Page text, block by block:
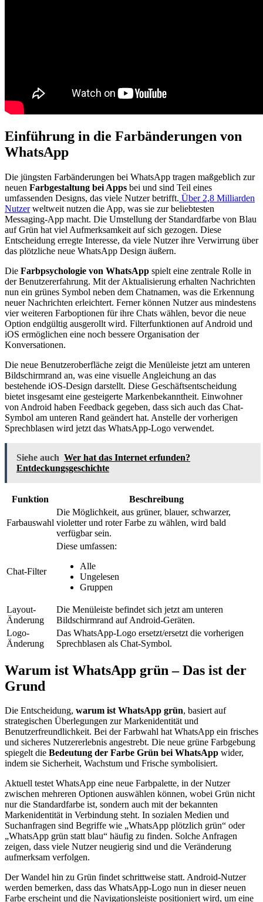
Einführung in die Farbänderungen von
WhatsApp
Die jüngsten Farbänderungen bei WhatsApp tragen maßgeblich zur
neuen Farbgestaltung bei Apps bei und sind Teil eines
umfassenden Designs, das viele Nutzer betrifft. Über 2,8 Milliarden
Nutzerweltweit nutzen die App, was sie zur beliebtesten
Messaging-App macht. Die Umstellung der Standardfarbe von Blau
auf Grün hat viel Aufmerksamkeit auf sich gezogen. Diese
Entscheidung erregte Interesse, da viele Nutzer ihre Verwirrung über
das plötzliche neue WhatsApp Design äußern.
Die Farbpsychologie von WhatsApp spielt eine zentrale Rolle in
der Benutzererfahrung. Mit der Aktualisierung erhalten Nachrichten
nun ein grünes Symbol neben dem Chatnamen, was die Erkennung
neuer Nachrichten erleichtert. Ferner können Nutzer aus mindestens
vier weiteren Farboptionen für ihre Chats wählen, bevor die neue
Option endgültig ausgerollt wird. Filterfunktionen auf Android und
iOS ermöglichen eine noch bessere Organisation der
Konversationen.
Die neue Benutzeroberfläche zeigt die Menüleiste jetzt am unteren
Bildschirmrand an, was eine visuelle Angleichung an das
bestehende iOS-Design darstellt. Diese Geschäftsentscheidung
bietet insgesamt eine gesteigerte Markenbekanntheit. Einwohner
von Android haben Feedback gegeben, dass sich auch das Chat-
Symbol am unteren Rand geändert hat. Anstelle der vorherigen
Sprechblasen wird jetzt das WhatsApp-Logo verwendet.
Siehe auch Wer hat das Internet erfunden?
Entdeckungsgeschichte
Funktion Beschreibung
Farbauswahl
Die Möglichkeit, aus grüner, blauer, schwarzer,
violetter und roter Farbe zu wählen, wird bald
verfügbar sein.
Chat-Filter
Diese umfassen:
Alle
Ungelesen
Gruppen
Layout-
Änderung
Die Menüleiste befindet sich jetzt am unteren
Bildschirmrand auf Android-Geräten.
Logo-
Änderung
Das WhatsApp-Logo ersetzt/ersetzt die vorherigen
Sprechblasen als Chat-Symbol.
Warum ist WhatsApp grün – Das ist der
Grund
Die Entscheidung, warum ist WhatsApp grün, basiert auf
strategischen Überlegungen zur Markenidentität und
Benutzerfreundlichkeit. Bei der Farbwahl hat WhatsApp ein frisches
und sicheres Nutzererlebnis angestrebt. Die neue grüne Farbgebung
spiegelt die Bedeutung der Farbe Grün bei WhatsApp wider,
indem sie Sicherheit, Wachstum und Frische symbolisiert.
Aktuell testet WhatsApp eine neue Farbpalette, in der Nutzer
zwischen mehreren Optionen auswählen können, wobei Grün nicht
nur die Standardfarbe ist, sondern auch mit der bekannten
Markenidentität in Verbindung steht. In sozialen Medien und
Suchanfragen sind Begriffe wie „WhatsApp plötzlich grün“ oder
„WhatsApp grün statt blau“ häufig zu finden. Solche Anfragen
zeigen, dass viele Nutzer neugierig sind und die Veränderung
aufmerksam verfolgen.
Der Wandel hin zu Grün findet schrittweise statt. Android-Nutzer
werden bemerken, dass das WhatsApp-Logo nun in dieser neuen
Farbe erscheint und die Navigationsleiste positioniert wird, um eine